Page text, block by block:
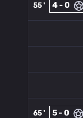
55 ' 4 - 0
65 ' 5 - 0